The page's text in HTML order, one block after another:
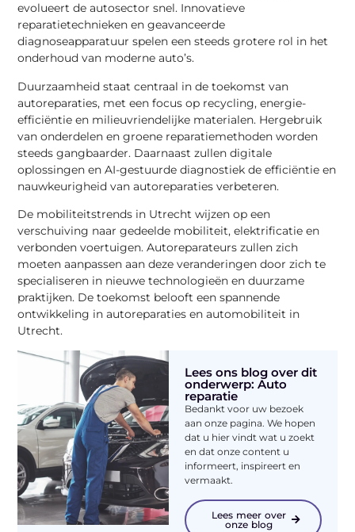
evolueert de autosector snel. Innovatieve
reparatietechnieken en geavanceerde
diagnoseapparatuur spelen een steeds grotere rol in het
onderhoud van moderne auto’s.
Duurzaamheid staat centraal in de toekomst van
autoreparaties, met een focus op recycling, energie-
efficiëntie en milieuvriendelijke materialen. Hergebruik
van onderdelen en groene reparatiemethoden worden
steeds gangbaarder. Daarnaast zullen digitale
oplossingen en AI-gestuurde diagnostiek de efficiëntie en
nauwkeurigheid van autoreparaties verbeteren.
De mobiliteitstrends in Utrecht wijzen op een
verschuiving naar gedeelde mobiliteit, elektrificatie en
verbonden voertuigen. Autoreparateurs zullen zich
moeten aanpassen aan deze veranderingen door zich te
specialiseren in nieuwe technologieën en duurzame
praktijken. De toekomst belooft een spannende
ontwikkeling in autoreparaties en automobiliteit in
Utrecht.
Lees ons blog over dit
onderwerp: Auto
reparatie
Bedankt voor uw bezoek
aan onze pagina. We hopen
dat u hier vindt wat u zoekt
en dat onze content u
informeert, inspireert en
vermaakt.
Lees meer over
onze blog